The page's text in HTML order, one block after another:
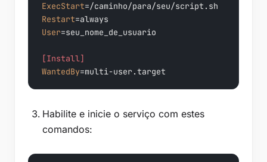
ExecStart
Restart
User=seu_nome_de_usuario
[Install]
WantedBy=multi-user.target
Habilite e inicie o serviço com estes
comandos: